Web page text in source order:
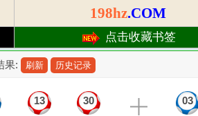
198hz.COM
点击收藏书签